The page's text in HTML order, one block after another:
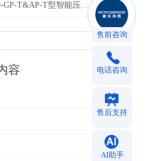
T&AP-T型智能压力变送器
容
售前咨询
电话咨询
售后支持
AI助手